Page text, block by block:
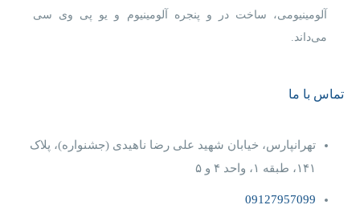
آلومینیومی، ساخت در و پنجره آلومینیوم و یو پی وی سی
می‌داند.
تماس با ما
تهرانپارس، خیابان شهید علی رضا ناهیدی (جشنواره)، پلاک
۱۴۱، طبقه ۱، واحد ۴‌ و‌ ۵
09127957099